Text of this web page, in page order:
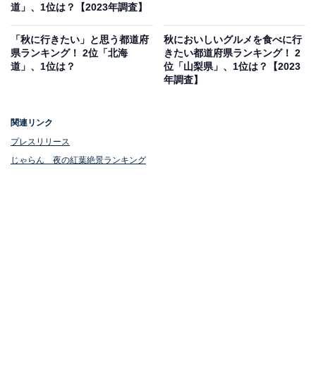
よって異なるため、なばなの里のWebサイトで紅葉状況
パーク内では天然温泉や3種類の地ビール、和洋中の8つ
のレストラン、見頃を迎えるコスモスやダリアなども楽
道」、1位は？【2023年調査】
「秋に行きたい」と思う都道府
県ランキング！ 2位「北海
道」、1位は？
秋においしいグルメを食べに行
きたい都道府県ランキング！ 2
位「山梨県」、1位は？【2023
年調査】
関連リンク
プレスリリース
じゃらん 夜の紅葉絶景ランキング